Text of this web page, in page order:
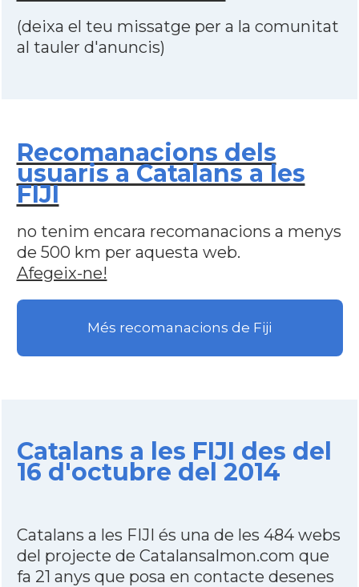
(deixa el teu missatge per a la comunitat
al tauler d'anuncis)
Recomanacions dels
usuaris a Catalans a les
FIJI
no tenim encara recomanacions a menys
de 500 km per aquesta web.
Afegeix-ne!
Més recomanacions de Fiji
Catalans a les FIJI des del
16 d'octubre del 2014
Catalans a les FIJI és una de les 484 webs
del projecte de Catalansalmon.com que
fa 21 anys que posa en contacte desenes